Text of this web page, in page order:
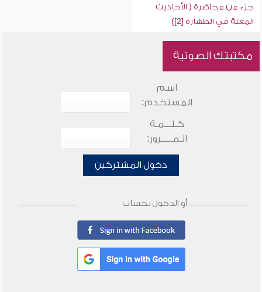
جزء من محاضرة ( الأحاديث
المعلة في الطهارة [2])
مكتبتك الصوتية
اسم
المستخدم:
كـلـــمـة
الـمـــــرور:
دخول المشتركين
أو الدخول بحساب